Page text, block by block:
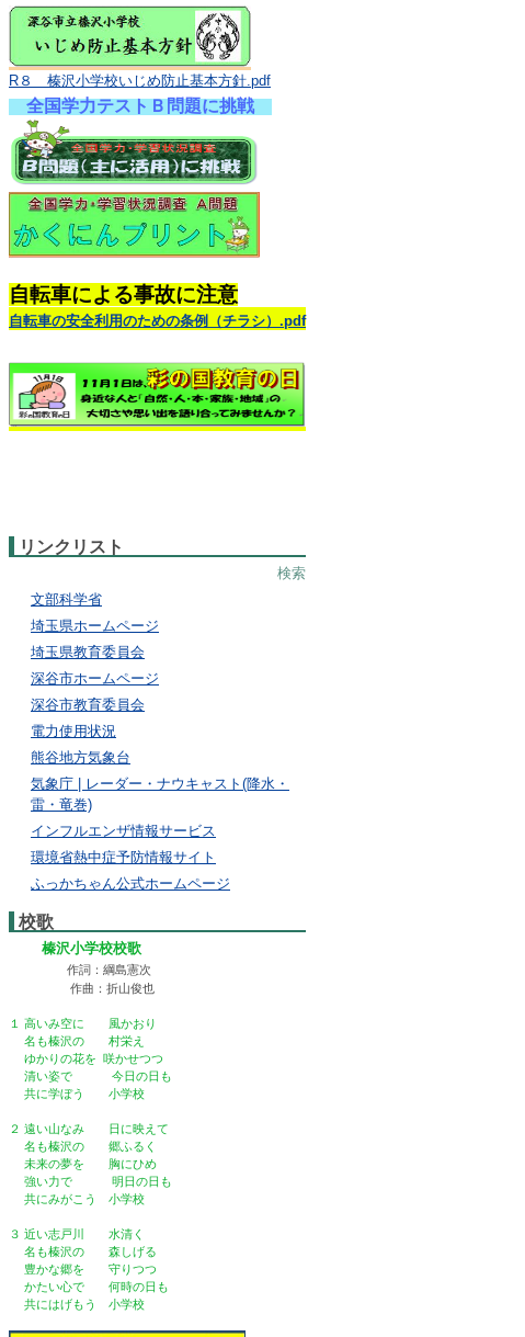
R８ 榛沢小学校いじめ防止基本方針.pdf
全国学力テストＢ問題に挑戦
自転車による事故に注意
自転車の安全利用のための条例（チラシ）.pdf
リンクリスト
検索
文部科学省
埼玉県ホームページ
埼玉県教育委員会
深谷市ホームページ
深谷市教育委員会
電力使用状況
熊谷地方気象台
気象庁 | レーダー・ナウキャスト(降水・
雷・竜巻)
インフルエンザ情報サービス
環境省熱中症予防情報サイト
ふっかちゃん公式ホームページ
校歌
榛沢小学校校歌
作詞：綱島憲次
作曲：折山俊也
１ 高いみ空に 風かおり
名も榛沢の 村栄え
ゆかりの花を 咲かせつつ
清い姿で 今日の日も
共に学ぼう 小学校
２ 遠い山なみ 日に映えて
名も榛沢の 郷ふるく
未来の夢を 胸にひめ
強い力で 明日の日も
共にみがこう 小学校
３ 近い志戸川 水清く
名も榛沢の 森しげる
豊かな郷を 守りつつ
かたい心で 何時の日も
共にはげもう 小学校